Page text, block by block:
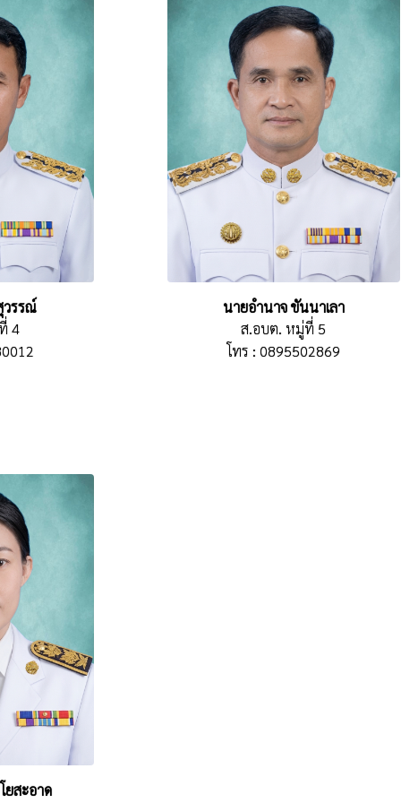
วรรณ์
4
นายอำนาจ ขันนาเลา
ส.อบต. หมู่ที่ 5
โทร : 0895502869
สะอาด